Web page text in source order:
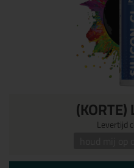
(KORTE)
Levertijd